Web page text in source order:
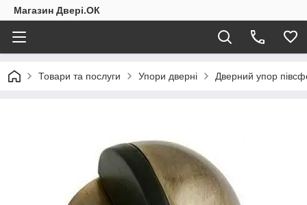
Магазин Двері.ОК
Товари та послуги Упори дверні Дверний упор